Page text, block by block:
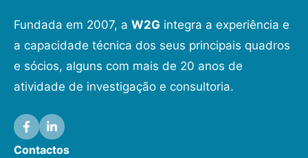
Fundada em 2007, a W2G integra a experiência e
a capacidade técnica dos seus principais quadros
e sócios, alguns com mais de 20 anos de
atividade de investigação e consultoria.
Contactos